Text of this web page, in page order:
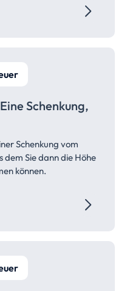
Schenkung,
Schenkung vom
dem Sie dann die Höhe
können.